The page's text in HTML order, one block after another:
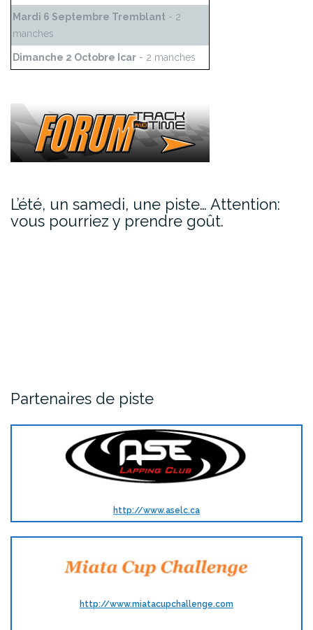
Mardi 6 Septembre Tremblant - 2
manches
Dimanche 2 Octobre Icar - 2 manches
L’été, un samedi, une piste… Attention:
vous pourriez y prendre goût.
Partenaires de piste
http://www.aselc.ca
http://www.miatacupchallenge.com